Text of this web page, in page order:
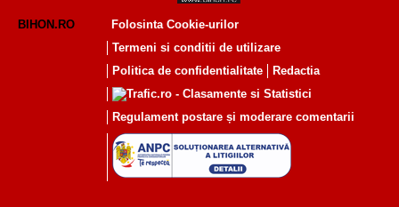
BIHON.RO
Folosinta Cookie-urilor
Termeni si conditii de utilizare
Politica de confidentialitate
Redactia
Regulament postare și moderare comentarii